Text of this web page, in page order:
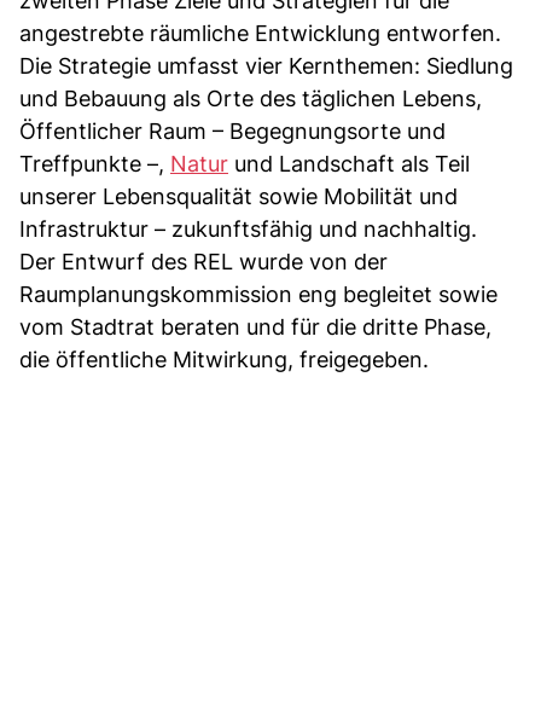
angestrebte räumliche Entwicklung entworfen.
Die Strategie umfasst vier Kernthemen: Siedlung
und Bebauung als Orte des täglichen Lebens,
Öffentlicher Raum – Begegnungsorte und
Treffpunkte –, Natur und Landschaft als Teil
unserer Lebensqualität sowie Mobilität und
Infrastruktur – zukunftsfähig und nachhaltig.
Der Entwurf des REL wurde von der
Raumplanungskommission eng begleitet sowie
vom Stadtrat beraten und für die dritte Phase,
die öffentliche Mitwirkung, freigegeben.